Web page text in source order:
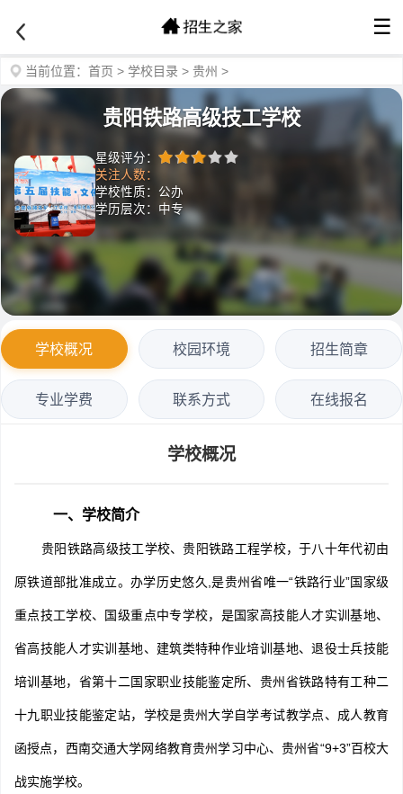
☰
当前位置： 首页 > 学校目录 > 贵州 >
贵阳铁路高级技工学校
星级评分：
关注人数：
学校性质：公办
学历层次：中专
学校概况 校园环境 招生简章
专业学费 联系方式 在线报名
学校概况
一、学校简介
贵阳铁路高级技工学校、贵阳铁路工程学校，于八十年代初由
原铁道部批准成立。办学历史悠久,是贵州省唯一“铁路行业”国家级
重点技工学校、国级重点中专学校，是国家高技能人才实训基地、
省高技能人才实训基地、建筑类特种作业培训基地、退役士兵技能
培训基地，省第十二国家职业技能鉴定所、贵州省铁路特有工种二
十九职业技能鉴定站，学校是贵州大学自学考试教学点、成人教育
函授点，西南交通大学网络教育贵州学习中心、贵州省“9+3”百校大
战实施学校。